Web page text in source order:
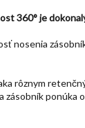
360° je
nosenia
rôznym
ponúka